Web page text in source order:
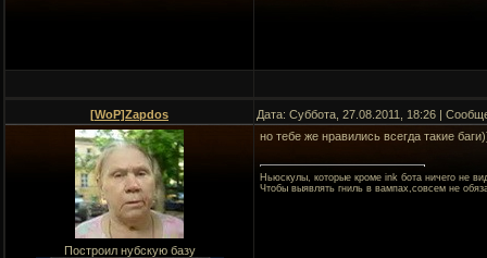
[WoP]Zapdos Дата: Суббота, 27.08.2011, 18:26 |
Построил нубскую базу
но тебе же нравились всегда такие
Ньюскулы, которые кроме ink бота ничего не
Чтобы выявлять гниль в вампах,совсем не